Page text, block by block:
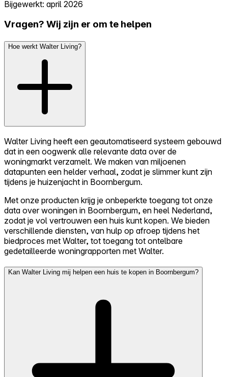
Bijgewerkt: april 2026
Vragen? Wij zijn er om te helpen
Hoe werkt Walter Living?
Walter Living heeft een geautomatiseerd systeem gebouwd
dat in een oogwenk alle relevante data over de
woningmarkt verzamelt. We maken van miljoenen
datapunten een helder verhaal, zodat je slimmer kunt zijn
tijdens je huizenjacht in Boornbergum.
Met onze producten krijg je onbeperkte toegang tot onze
data over woningen in Boornbergum, en heel Nederland,
zodat je vol vertrouwen een huis kunt kopen. We bieden
verschillende diensten, van hulp op afroep tijdens het
biedproces met Walter, tot toegang tot ontelbare
gedetailleerde woningrapporten met Walter.
Kan Walter Living mij helpen een huis te kopen in Boornbergum?